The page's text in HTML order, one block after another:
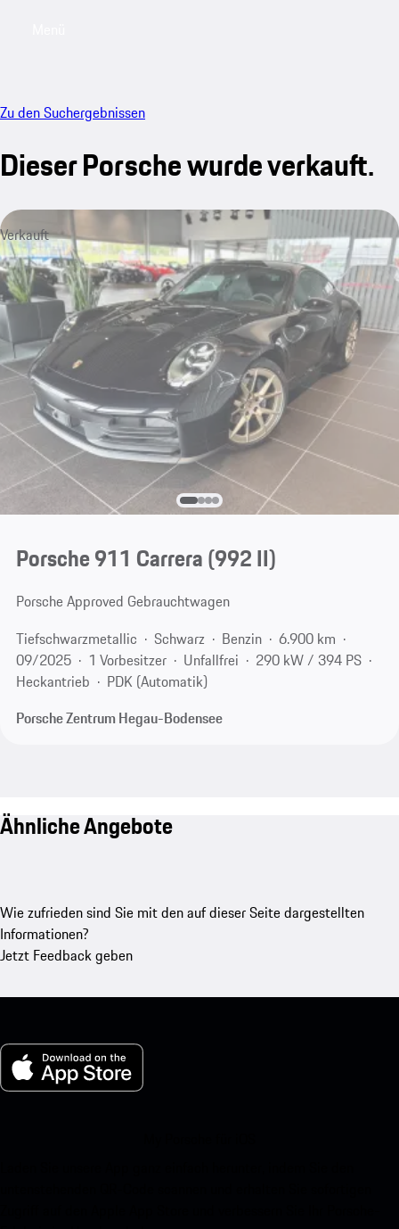
Zu den Suchergebnissen
Dieser Porsche wurde verkauft.
Verkauft
Porsche 911 Carrera(992 II)
Porsche Approved Gebrauchtwagen
Tiefschwarzmetallic
Schwarz Benzin
6.900 km
09/2025
1 Vorbesitzer Unfallfrei
290 kW / 394 PS
Heckantrieb
PDK (Automatik)
Porsche Zentrum Hegau-Bodensee
Ähnliche Angebote
Wie zufrieden sind Sie mit den auf dieser Seite dargestellten
Informationen?
Jetzt Feedback geben